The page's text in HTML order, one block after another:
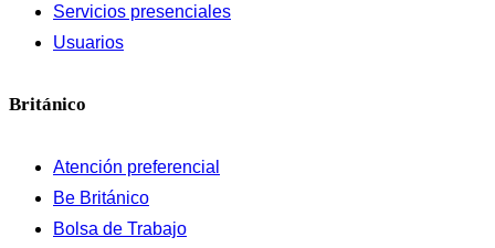
Servicios presenciales
Usuarios
Británico
Atención preferencial
Be Británico
Bolsa de Trabajo